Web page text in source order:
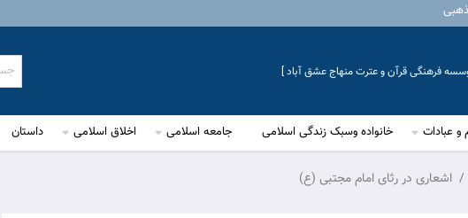
فرهنگی قرآن و عترت منهاج عشق آباد ]
و عبادات خانواده وسبک زندگی اسلامی جامعه اسلامی اخلاق اسلامی داستان
اشعاری در رثای امام مجتبی (ع)